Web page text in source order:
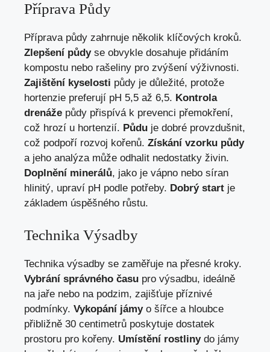
Příprava Půdy
Příprava půdy zahrnuje několik klíčových kroků.
Zlepšení půdyse obvykle dosahuje přidáním
kompostu nebo rašeliny pro zvýšení výživnosti.
Zajištění kyselosti půdy je důležité, protože
hortenzie preferují pH 5,5 až 6,5. Kontrola
drenáže půdy přispívá k prevenci přemokření,
což hrozí u hortenzií. Půdu je dobré provzdušnit,
což podpoří rozvoj kořenů. Získání vzorku půdy
a jeho analýza může odhalit nedostatky živin.
Doplnění minerálů, jako je vápno nebo síran
hlinitý, upraví pH podle potřeby. Dobrý start je
základem úspěšného růstu.
Technika Výsadby
Technika výsadby se zaměřuje na přesné kroky.
Vybrání správného času pro výsadbu, ideálně
na jaře nebo na podzim, zajišťuje příznivé
podmínky. Vykopání jámyo šířce a hloubce
přibližně 30 centimetrů poskytuje dostatek
prostoru pro kořeny. Umístění rostlinydo jámy